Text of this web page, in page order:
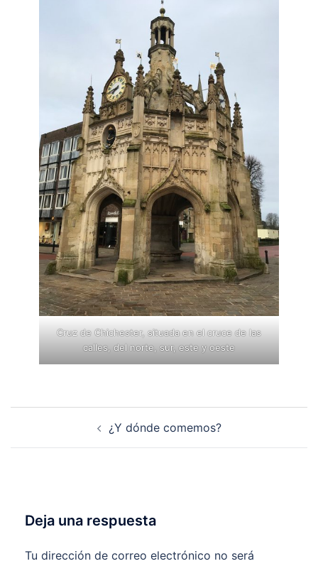
Cruz de Chichester, situada en el cruce de las
calles, del norte, sur, este y oeste
¿Y dónde comemos?
Deja una respuesta
Tu dirección de correo electrónico no será